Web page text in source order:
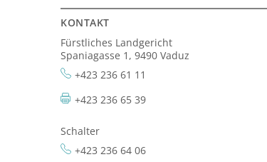
KONTAKT
Fürstliches Landgericht
Spaniagasse 1, 9490 Vaduz
+423 236 61 11
+423 236 65 39
Schalter
+423 236 64 06